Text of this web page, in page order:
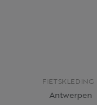
FIETSKLEDING
Antwerpen